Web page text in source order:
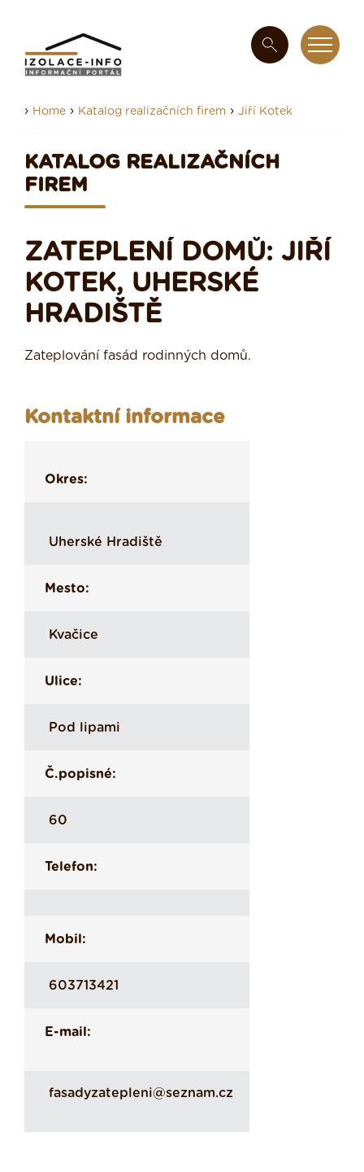
› Home › Katalog realizačních firem › Jiří Kotek
KATALOG REALIZAČNÍCH
FIREM
ZATEPLENÍ DOMŮ: JIŘÍ
KOTEK, UHERSKÉ
HRADIŠTĚ
Zateplování fasád rodinných domů.
Kontaktní informace
Okres:
Uherské Hradiště
Mesto:
Kvačice
Ulice:
Pod lipami
Č.popisné:
60
Telefon:
Mobil:
603713421
E-mail:
fasadyzatepleni@seznam.cz